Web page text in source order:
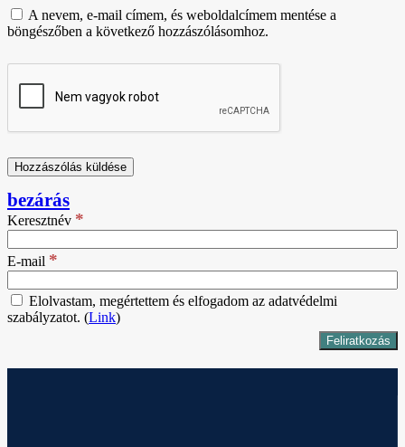
A nevem, e-mail címem, és weboldalcímem mentése a
böngészőben a következő hozzászólásomhoz.
bezárás
Keresztnév *
E-mail *
Elolvastam, megértettem és elfogadom az adatvédelmi
szabályzatot. (Link)